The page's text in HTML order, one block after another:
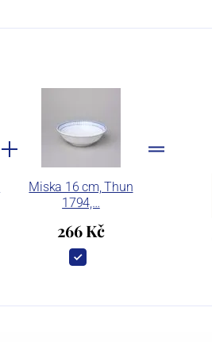
Miska 16 cm, Thun
1794,…
266 Kč